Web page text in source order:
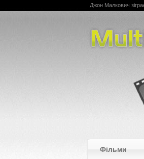
Джон Малкович
Фільми